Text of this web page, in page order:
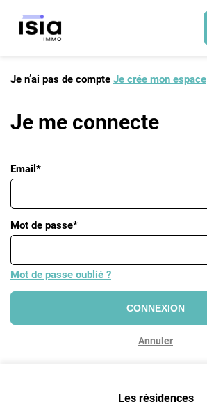
Je n’ai pas de compte Je crée mon espace
Je me connecte
Email*
Mot de passe*
Mot de passe oublié ?
CONNEXION
Annuler
Les résidences